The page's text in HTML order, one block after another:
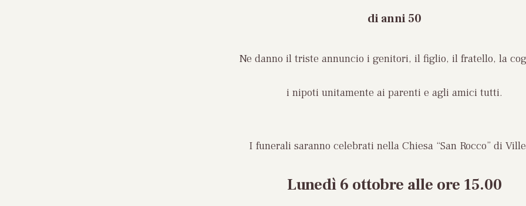
di anni 50
Ne danno il triste annuncio i genitori, il figlio, il fratello, la
i nipoti unitamente ai parenti e agli amici tutti.
I funerali saranno celebrati nella Chiesa “San Rocco” di
Lunedì 6 ottobre alle ore 15.00